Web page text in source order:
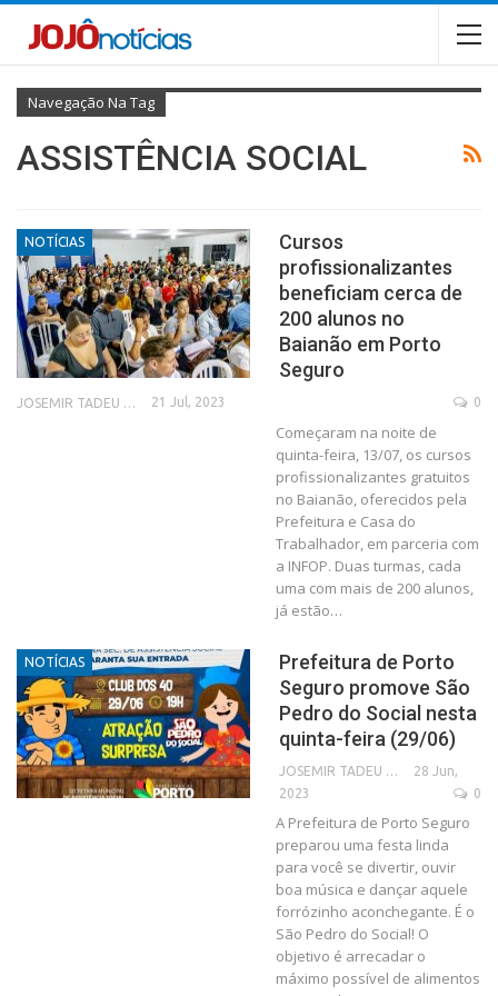
Navegação Na Tag
ASSISTÊNCIA SOCIAL
NOTÍCIAS
Cursos
profissionalizantes
beneficiam cerca de
200 alunos no
Baianão em Porto
Seguro
21 Jul, 2023 0
Começaram na noite de
quinta-feira, 13/07, os cursos
profissionalizantes gratuitos
no Baianão, oferecidos pela
Prefeitura e Casa do
Trabalhador, em parceria com
a INFOP. Duas turmas, cada
uma com mais de 200 alunos,
já estão…
NOTÍCIAS
Prefeitura de Porto
Seguro promove São
Pedro do Social nesta
quinta-feira (29/06)
JOSEMIR TADEU FONSECA
28 Jun,
2023
0
A Prefeitura de Porto Seguro
preparou uma festa linda
para você se divertir, ouvir
boa música e dançar aquele
forrózinho aconchegante. É o
São Pedro do Social! O
objetivo é arrecadar o
máximo possível de alimentos